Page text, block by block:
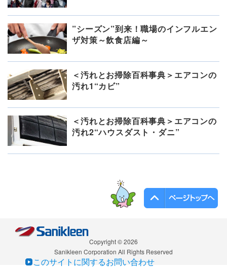
”シーズン”到来！職場のインフルエン
ザ対策～飲食店編～
＜汚れとお掃除百科事典＞エアコンの
汚れ1“カビ”
＜汚れとお掃除百科事典＞エアコンの
汚れ2“ハウスダスト・ダニ”
Copyright © 2026
Sanikleen Corporation All Rights Reserved
このサイトに関するお問い合わせ